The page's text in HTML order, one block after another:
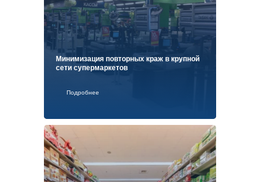
Минимизация повторных краж в крупной
сети супермаркетов
Подробнее